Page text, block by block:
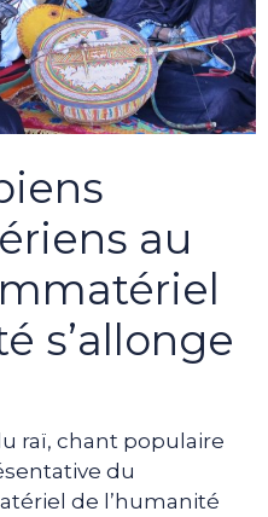
au
s’allonge
raï, chant populaire
du
de l’humanité